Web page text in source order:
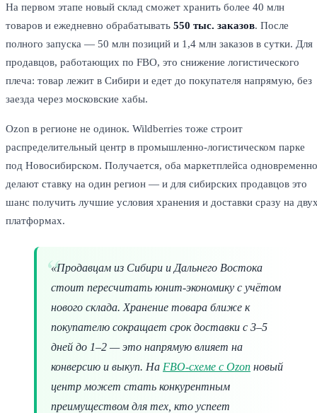
На первом этапе новый склад сможет хранить более 40 млн
товаров и ежедневно обрабатывать 550 тыс. заказов. После
полного запуска — 50 млн позиций и 1,4 млн заказов в сутки. Для
продавцов, работающих по FBO, это снижение логистического
плеча: товар лежит в Сибири и едет до покупателя напрямую, без
заезда через московские хабы.
Ozon в регионе не одинок. Wildberries тоже строит
распределительный центр в промышленно-логистическом парке
под Новосибирском. Получается, оба маркетплейса одновременно
делают ставку на один регион — и для сибирских продавцов это
шанс получить лучшие условия хранения и доставки сразу на
платформах.
«Продавцам из Сибири и Дальнего Востока
стоит пересчитать юнит-экономику с учётом
нового склада. Хранение товара ближе к
покупателю сокращает срок доставки с 3–5
дней до 1–2 — это напрямую влияет на
конверсию и выкуп. На FBO-схеме с Ozon новый
центр может стать конкурентным
преимуществом для тех, кто успеет